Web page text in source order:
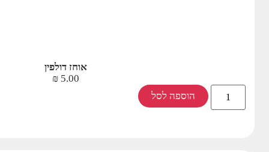
אוחז דולפין
5.00
₪
הוספה לסל